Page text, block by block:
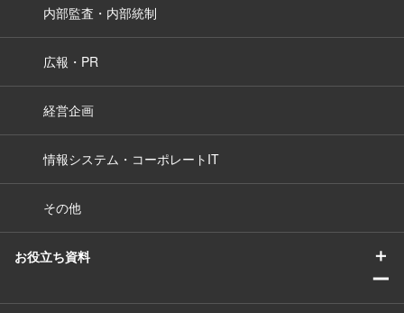
内部監査・内部統制
広報・PR
経営企画
情報システム・コーポレートIT
その他
お役立ち資料
＋
ー